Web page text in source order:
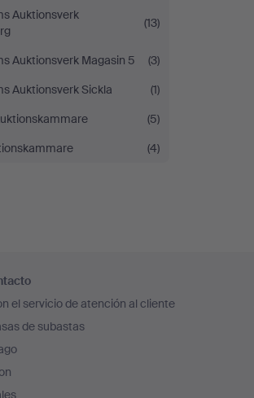
Auktionsverk
(13)
Auktionsverk Magasin 5
(3)
Auktionsverk Sickla
(1)
(5)
(4)
el servicio de atención al cliente
de subastas